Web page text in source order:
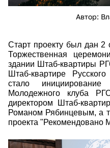
Автор:
Старт проекту был дан 2
Торжественная
здании Штаб-квартиры
Штаб-квартире
стало
Молодежного клуба
директором Штаб-
Романом Рябинцевым, а
проекта